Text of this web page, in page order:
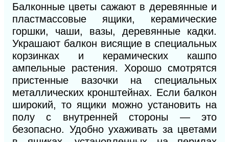
Балконные цветы сажают в деревянные и
пластмассовые ящики, керамические
горшки, чаши, вазы, деревянные кадки.
Украшают балкон висящие в специальных
корзинках и керамических кашпо
ампельные растения. Хорошо смотрятся
пристенные вазочки на специальных
металлических кронштейнах. Если балкон
широкий, то ящики можно установить на
полу с внутренней стороны — это
безопасно. Удобно ухаживать за цветами